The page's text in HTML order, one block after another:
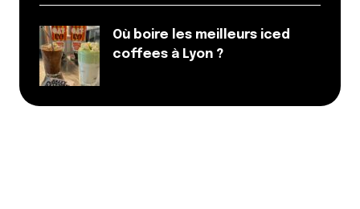
Où boire les meilleurs iced
coffees à Lyon ?